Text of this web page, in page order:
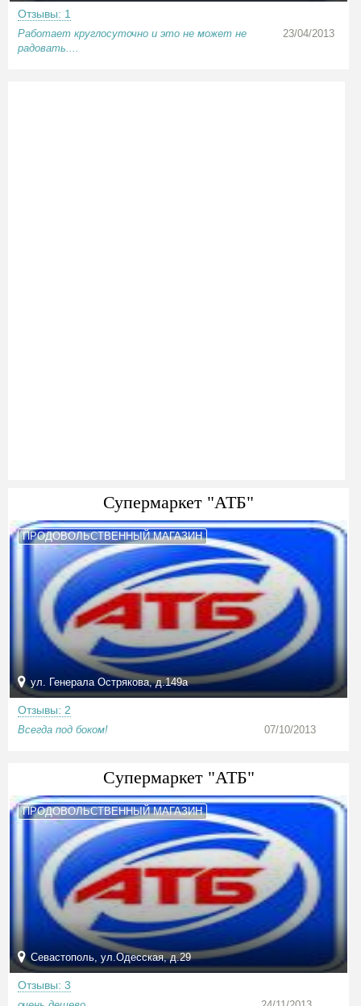
Отзывы: 1
Работает круглосуточно и это не может не
радовать....
23/04/2013
Супермаркет "АТБ"
ПРОДОВОЛЬСТВЕННЫЙ МАГАЗИН
ул. Генерала Острякова, д.149а
Отзывы: 2
Всегда под боком! 07/10/2013
Cупермаркет "АТБ"
ПРОДОВОЛЬСТВЕННЫЙ МАГАЗИН
Севастополь, ул.Одесская, д.29
Отзывы: 3